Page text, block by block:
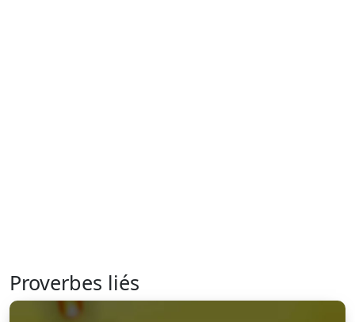
Proverbes liés